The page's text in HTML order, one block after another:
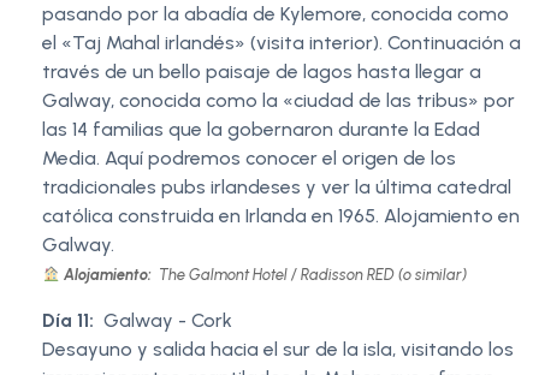
pasando por la abadía de Kylemore, conocida como
el «Taj Mahal irlandés» (visita interior). Continuación a
través de un bello paisaje de lagos hasta llegar a
Galway, conocida como la «ciudad de las tribus» por
las 14 familias que la gobernaron durante la Edad
Media. Aquí podremos conocer el origen de los
tradicionales pubs irlandeses y ver la última catedral
católica construida en Irlanda en 1965. Alojamiento en
Galway.
Alojamiento: The Galmont Hotel / Radisson RED (o similar)
Día 11: Galway - Cork
Desayuno y salida hacia el sur de la isla, visitando los